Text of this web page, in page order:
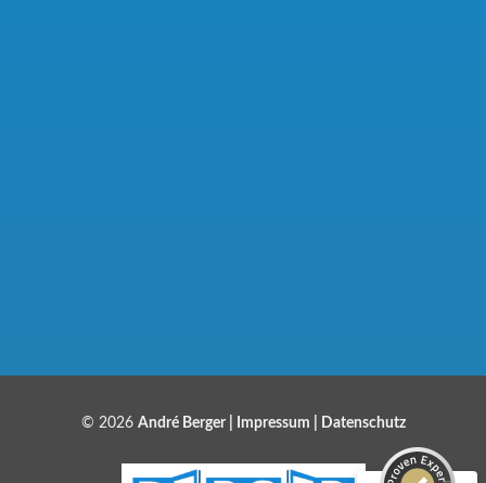
© 2026 André Berger | Impressum DatenschutzEmpfehlungen auf